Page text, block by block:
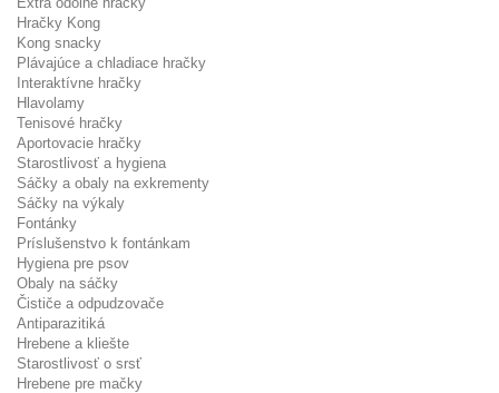
Hračky Kong
Kong snacky
Plávajúce a chladiace hračky
Interaktívne hračky
Hlavolamy
Tenisové hračky
Aportovacie hračky
Starostlivosť a hygiena
Sáčky a obaly na exkrementy
Sáčky na výkaly
Fontánky
Príslušenstvo k fontánkam
Hygiena pre psov
Obaly na sáčky
Čističe a odpudzovače
Antiparazitiká
Hrebene a kliešte
Starostlivosť o srsť
Hrebene pre mačky